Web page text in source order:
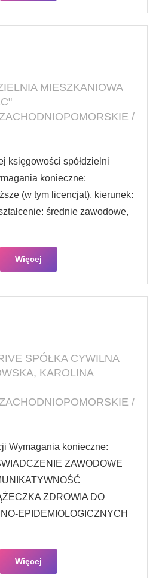
MIESZKANIOWA
/
księgowości spółdzielni
konieczne:
(w tym licencjat), kierunek:
średnie zawodowe,
Więcej
SPÓŁKA CYWILNA
KAROLINA
/
Wymagania konieczne:
ZAWODOWE
ZDROWIA DO
EPIDEMIOLOGICZNYCH
Więcej